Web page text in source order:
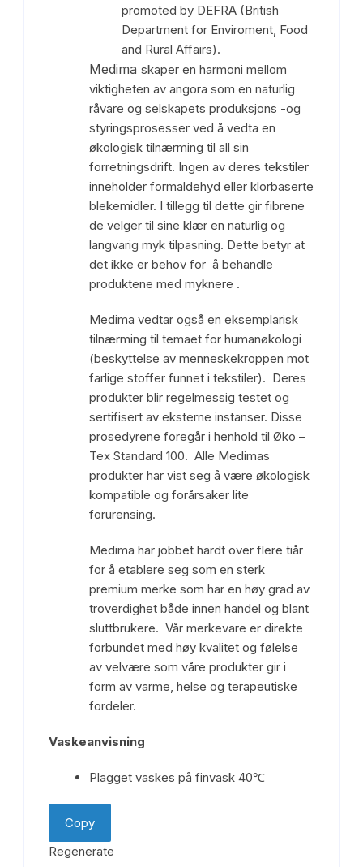
promoted by DEFRA (British
Department for Enviroment, Food
and Rural Affairs).
Medimaskaper en harmoni mellom
viktigheten av angora som en naturlig
råvare og selskapets produksjons -og
styringsprosesser ved å vedta en
økologisk tilnærming til all sin
forretningsdrift. Ingen av deres tekstiler
inneholder formaldehyd eller klorbaserte
blekemidler. I tillegg til dette gir fibrene
de velger til sine klær en naturlig og
langvarig myk tilpasning. Dette betyr at
det ikke er behov for å behandle
produktene med myknere .
Medima vedtar også en eksemplarisk
tilnærming til temaet for humanøkologi
(beskyttelse av menneskekroppen mot
farlige stoffer funnet i tekstiler). Deres
produkter blir regelmessig testet og
sertifisert av eksterne instanser. Disse
prosedyrene foregår i henhold til Øko –
Tex Standard 100. Alle Medimas
produkter har vist seg å være økologisk
kompatible og forårsaker lite
forurensing.
Medima har jobbet hardt over flere tiår
for å etablere seg som en sterk
premium merke som har en høy grad av
troverdighet både innen handel og blant
sluttbrukere. Vår merkevare er direkte
forbundet med høy kvalitet og følelse
av velvære som våre produkter gir i
form av varme, helse og terapeutiske
fordeler.
Vaskeanvisning
Plagget vaskes på finvask 40℃
Copy
Regenerate